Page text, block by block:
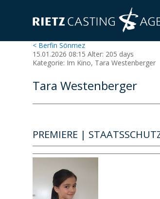
< Berfin Sönmez
15.01.2026 08:15 Alter: 205 days
Kategorie: Im Kino, Tara Westenberger
Tara Westenberger
PREMIERE |